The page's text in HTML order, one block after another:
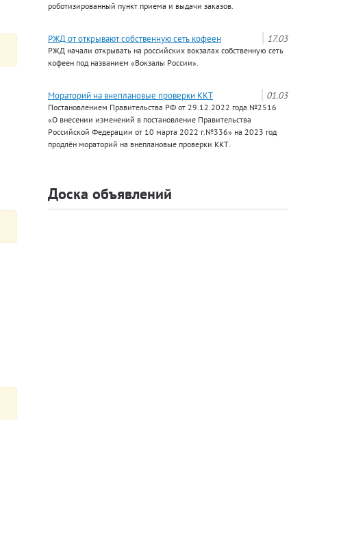
роботизированный пункт приема и выдачи заказов.
17.03
РЖД от открывают собственную сеть кофеен
РЖД начали открывать на российских вокзалах собственную сеть
кофеен под названием «Вокзалы России».
01.03
Мораторий на внеплановые проверки ККТ
Постановлением Правительства РФ от 29.12.2022 года №2516
«О внесении изменений в постановление Правительства
Российской Федерации от 10 марта 2022 г.№336» на 2023 год
продлён мораторий на внеплановые проверки ККТ.
Доска объявлений